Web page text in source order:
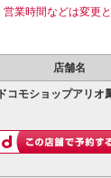
営業時間などは変更
店舗名
ドコモショップアリオ